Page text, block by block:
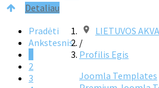
Detaliau
Pradėti
Ankstesnis
2
3
LIETUVOS
/
Profilis Egis
Joomla Templates